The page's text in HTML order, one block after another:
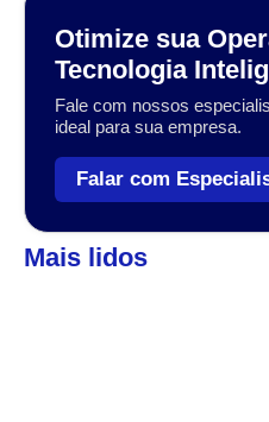
Otimize sua
Tecnologia
Fale com nossos
ideal para sua empresa.
Falar com
Mais lidos